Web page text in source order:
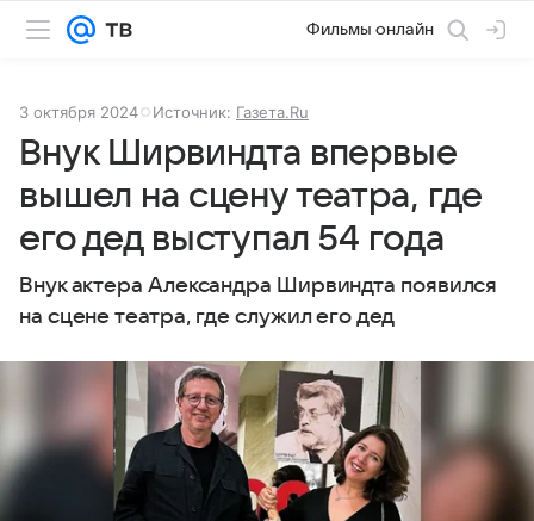
Фильмы онлайн
3 октября 2024 Источник: Газета.Ru
Внук Ширвиндта впервые
вышел на сцену театра, где
его дед выступал 54 года
Внук актера Александра Ширвиндта появился
на сцене театра, где служил его дед